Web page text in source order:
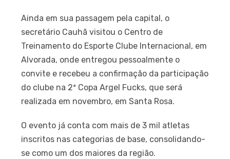
Ainda em sua passagem pela capital, o
secretário Cauhã visitou o Centro de
Treinamento do Esporte Clube Internacional, em
Alvorada, onde entregou pessoalmente o
convite e recebeu a confirmação da participação
do clube na 2ª Copa Argel Fucks, que será
realizada em novembro, em Santa Rosa.
O evento já conta com mais de 3 mil atletas
inscritos nas categorias de base, consolidando-
se como um dos maiores da região.